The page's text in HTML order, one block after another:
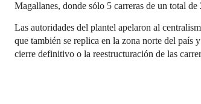
Magallanes, donde sólo 5 carreras de un total de
Las autoridades del plantel apelaron al
que también se replica en la zona norte del país
cierre definitivo o la reestructuración de las